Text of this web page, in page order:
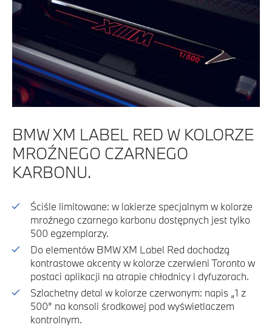
BMW XM LABEL RED W KOLORZE
MROŹNEGO CZARNEGO
KARBONU.
Ściśle limitowane: w lakierze specjalnym w kolorze
mroźnego czarnego karbonu dostępnych jest tylko
500 egzemplarzy.
Do elementów BMW XM Label Red dochodzą
kontrastowe akcenty w kolorze czerwieni Toronto w
postaci aplikacji na atrapie chłodnicy i dyfuzorach.
Szlachetny detal w kolorze czerwonym: napis „1 z
500” na konsoli środkowej pod wyświetlaczem
kontrolnym.